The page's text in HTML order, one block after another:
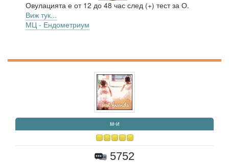
Овулацията е от 12 до 48 час след (+) тест за О.
Виж тук...
МЦ - Ендометриум
м-и
5752